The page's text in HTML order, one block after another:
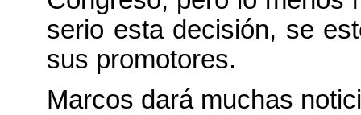
serio esta decisión, se
sus promotores.
Marcos dará muchas